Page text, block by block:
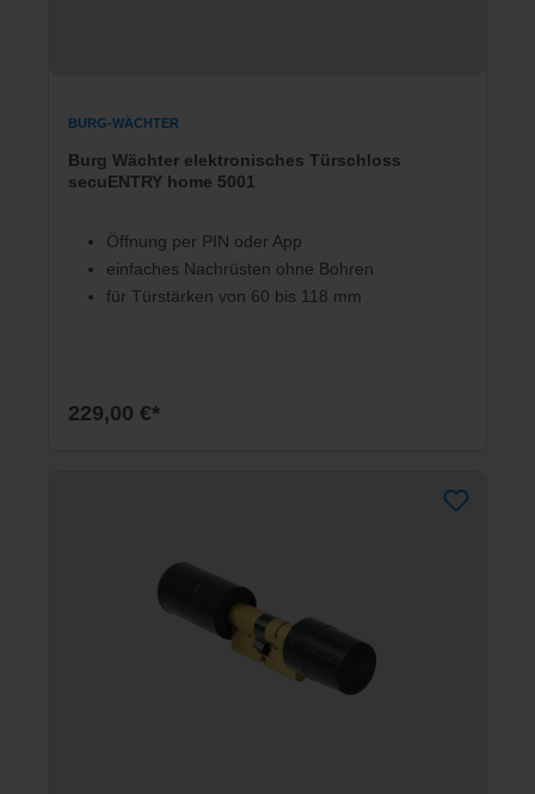
BURG-WÄCHTER
Burg Wächter elektronisches Türschloss
secuENTRY home 5001
Öffnung per PIN oder App
einfaches Nachrüsten ohne Bohren
für Türstärken von 60 bis 118 mm
229,00 €*